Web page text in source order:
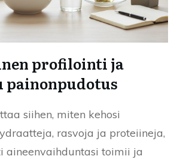
profilointi ja
painonpudotus
siihen, miten kehosi
rasvoja ja proteiineja,
aineenvaihduntasi toimii ja